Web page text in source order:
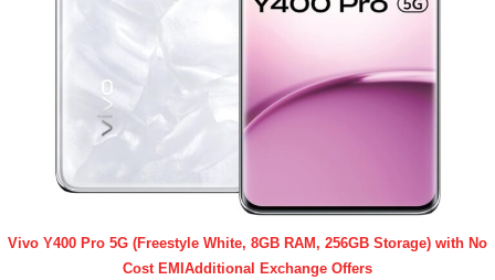
Vivo Y400 Pro 5G (Freestyle White, 8GB RAM, 256GB Storage) with No
Cost EMIAdditional Exchange Offers